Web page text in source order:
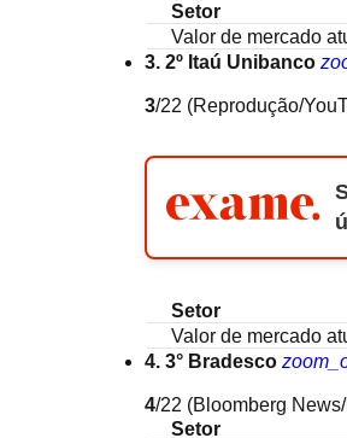
Setor
Valor de mercado
3. 2º Itaú Unibanco
3/22 (Reprodução/
Setor
Valor de mercado
4. 3° Bradesco
4/22 (Bloomberg
Setor